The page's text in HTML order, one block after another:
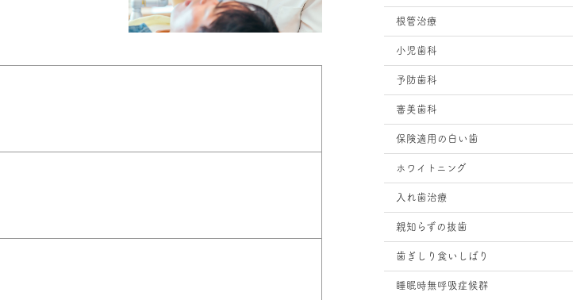
根管治療
小児歯科
予防歯科
審美歯科
保険適用の白い歯
ホワイトニング
入れ歯治療
親知らずの抜歯
歯ぎしり食いしばり
睡眠時無呼吸症候群